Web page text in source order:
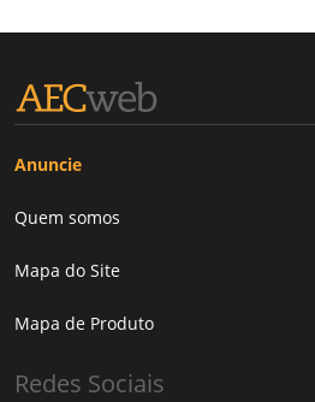
Anuncie
Quem somos
Mapa do Site
Mapa de Produto
Redes Sociais